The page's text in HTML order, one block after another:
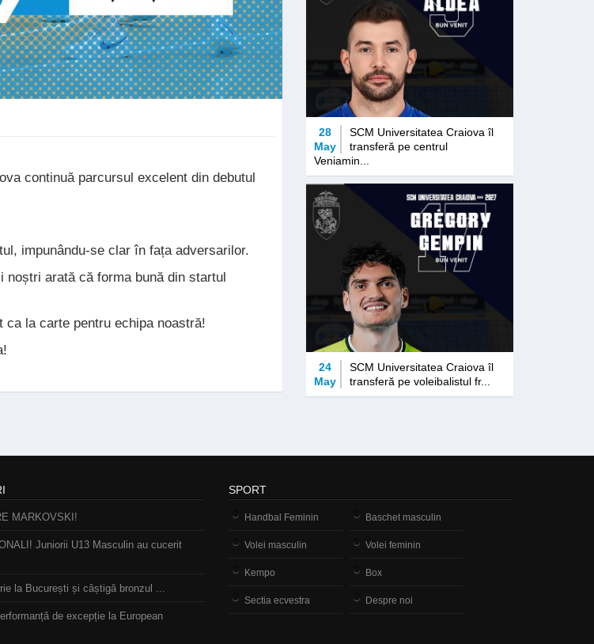
continuă parcursul excelent din debutul
impunându-se clar în fața adversarilor.
noștri arată că forma bună din startul
la carte pentru echipa noastră!
28
May
SCM Universitatea Craiova îl
transferă pe centrul
Veniamin...
24
May
SCM Universitatea Craiova îl
transferă pe voleibalistul fr...
MARKOVSKI!
Juniorii U13 Masculin au cucerit
la București și câștigă bronzul ...
de excepție la European
SPORT
Handbal Feminin Baschet masculin
Volei masculin Volei feminin
Kempo Box
Sectia ecvestra Despre noi